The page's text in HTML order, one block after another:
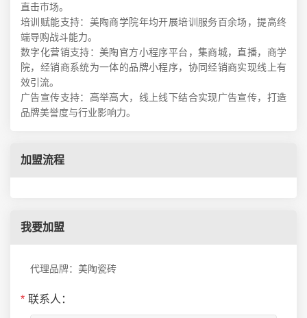
直击市场。
培训赋能支持：美陶商学院年均开展培训服务百余场，提高终
端导购战斗能力。
数字化营销支持：美陶官方小程序平台，集商城，直播，商学
院，经销商系统为一体的品牌小程序，协同经销商实现线上有
效引流。
广告宣传支持：高举高大，线上线下结合实现广告宣传，打造
品牌美誉度与行业影响力。
加盟流程
我要加盟
代理品牌：美陶瓷砖
* 联系人：